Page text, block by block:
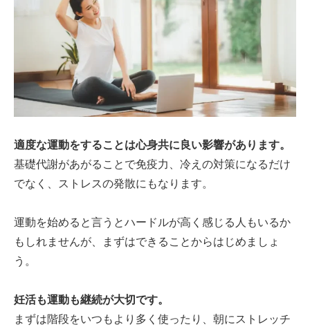
適度な運動をすることは心身共に良い影響があります。
基礎代謝があがることで免疫力、冷えの対策になるだけ
でなく、ストレスの発散にもなります。
運動を始めると言うとハードルが高く感じる人もいるか
もしれませんが、まずはできることからはじめましょ
う。
妊活も運動も継続が大切です。
まずは階段をいつもより多く使ったり、朝にストレッチ